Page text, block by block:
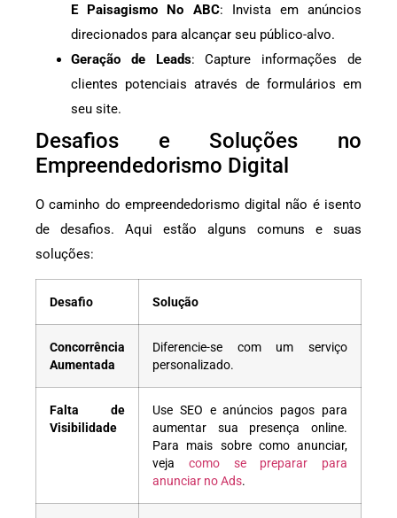
E Paisagismo No ABC: Invista em anúncios
direcionados para alcançar seu público-alvo.
Geração de Leads: Capture informações de
clientes potenciais através de formulários em
seu site.
Desafios e Soluções no
Empreendedorismo Digital
O caminho do empreendedorismo digital não é isento
de desafios. Aqui estão alguns comuns e suas
soluções:
Desafio Solução
Concorrência
Aumentada
Diferencie-se com um serviço
personalizado.
Falta de
Visibilidade
Use SEO e anúncios pagos para
aumentar sua presença online.
Para mais sobre como anunciar,
veja como se preparar para
anunciar no Ads.